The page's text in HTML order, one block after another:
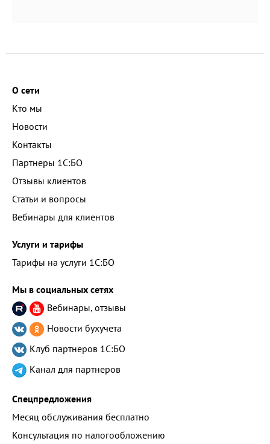
О сети
Кто мы
Новости
Контакты
Партнеры 1С:БО
Отзывы клиентов
Статьи и вопросы
Вебинары для клиентов
Услуги и тарифы
Тарифы на услуги 1С:БО
Мы в социальных сетях
Вебинары, отзывы
Новости бухучета
Клуб партнеров 1С:БО
Канал для партнеров
Спецпредложения
Месяц обслуживания бесплатно
Консультация по налогообложению